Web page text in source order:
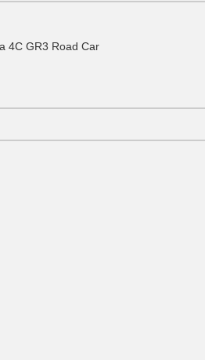
4C GR3 Road Car